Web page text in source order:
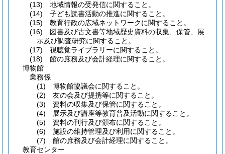
(13) 地域情報の受発信に関すること。
(14) 子ども読書活動の推進に関すること。
(15) 教育行政の広域ネットワークに関すること。
(16) 図書及び古文書等地域歴史資料の収集、保管、展
示及び調査研究に関すること。
(17) 視聴覚ライブラリーに関すること。
(18) 館の庶務及び会計経理に関すること。
博物館
業務係
(1) 博物館協議会に関すること。
(2) 友の会及び提携等に関すること。
(3) 資料の収集及び保管に関すること。
(4) 展示及び講座等教育普及活動に関すること。
(5) 資料の刊行及び頒布に関すること。
(6) 施設の維持管理及び利用に関すること。
(7) 館の庶務及び会計経理に関すること。
教育センター